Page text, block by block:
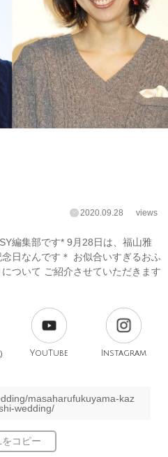
2020.09.28 views
編集部です* 9月28日は、福山雅
日なんです＊ お似合いすぎるおふ
ついて ご紹介させていただきます
YouTube Instagram
masaharufukuyama-kaz
wedding/